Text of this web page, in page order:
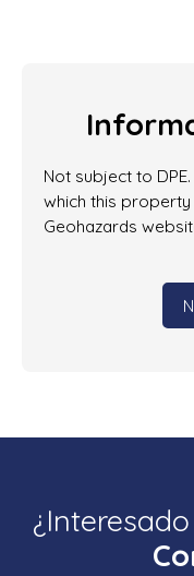
Not subject to
which this
Geohazards